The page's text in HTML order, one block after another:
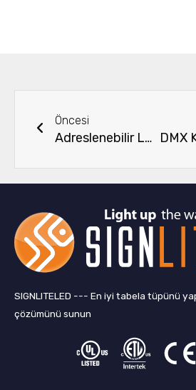
Öncesi
Adreslenebilir LED Şerit IC Türleri için Eksiksiz Kılavuz
SIGNLITELED --- En iyi tabela tüpünü
çözümünü sunun